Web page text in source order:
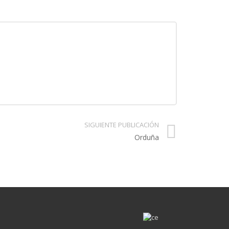
SIGUIENTE PUBLICACIÓN
Orduña